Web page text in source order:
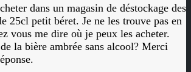
dans un magasin de déstockage des
25cl petit béret. Je ne les trouve pas en
vous me dire où je peux les acheter.
la bière ambrée sans alcool? Merci